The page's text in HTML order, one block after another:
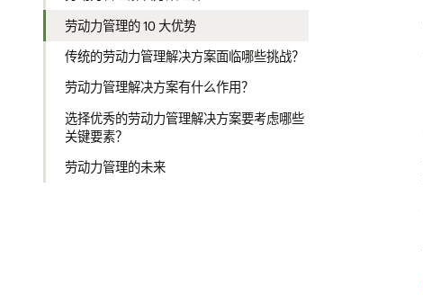
劳动力管理的 10 大优势
传统的劳动力管理解决方案面临哪些挑战？
劳动力管理解决方案有什么作用？
选择优秀的劳动力管理解决方案要考虑哪些
关键要素？
劳动力管理的未来